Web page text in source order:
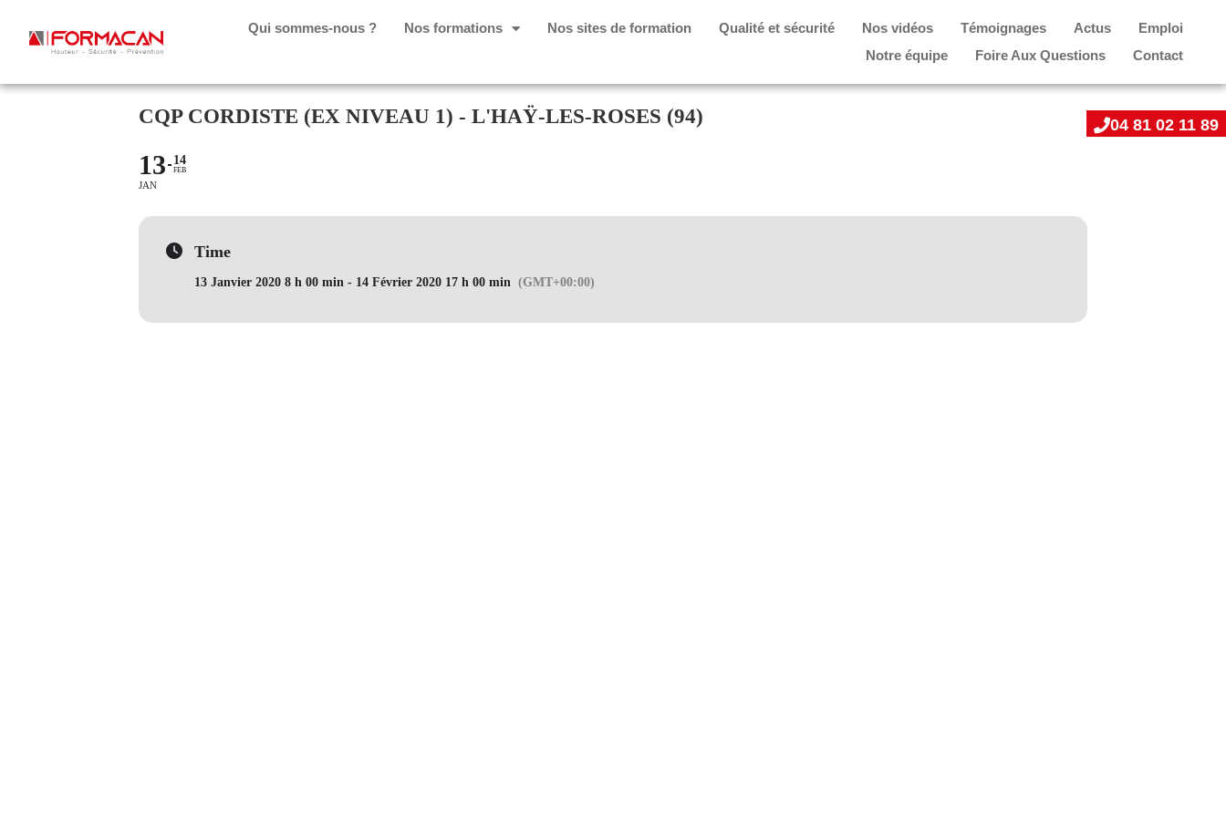
Qui sommes-nous ? Nos formations Nos sites de formation Qualité et sécurité Nos vidéos Témoignages Actus
Emploi
Notre équipe
Foire Aux Questions Contact
04 81 02 11 89
CQP CORDISTE (EX NIVEAU 1) - L'HAŸ-LES-ROSES (94)
13
JAN
14
FEB
Time
13 Janvier 2020 8 h 00 min - 14 Février 2020 17 h 00 min (GMT+00:00)